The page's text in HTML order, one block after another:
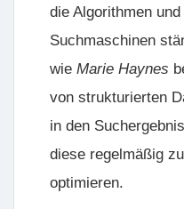
die Algorithmen
Suchmaschinen
wie Marie Haynes
von strukturierten
in den
diese regelmäßig
optimieren.